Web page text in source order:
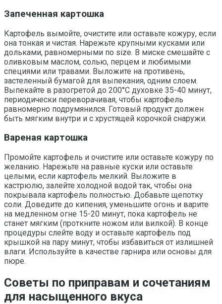
Запеченная картошка
Картофель вымойте, очистите или оставьте кожуру, если
она тонкая и чистая. Нарежьте крупными кусками или
дольками, равномерными по size. В миске смешайте с
оливковым маслом, солью, перцем и любимыми
специями или травами. Выложите на противень,
застеленный бумагой для выпекания, одним слоем.
Выпекайте в разогретой до 200°C духовке 35-40 минут,
периодически переворачивая, чтобы картофель
равномерно подрумянился. Готовый продукт должен
быть мягким внутри и с хрустящей корочкой снаружи.
Вареная картошка
Промойте картофель и очистите или оставьте кожуру по
желанию. Нарежьте на равные куски или оставьте
целыми, если картофель мелкий. Выложите в
кастрюлю, залейте холодной водой так, чтобы она
покрывала картофель полностью. Добавьте щепотку
соли. Доведите до кипения, уменьшите огонь и варите
на медленном огне 15-20 минут, пока картофель не
станет мягким (проткните ножом или вилкой). В конце
процедуры слейте воду и оставьте картофель под
крышкой на пару минут, чтобы избавиться от излишней
влаги. Используйте в качестве гарнира или основы для
пюре.
Советы по приправам и сочетаниям
для насыщенного вкуса